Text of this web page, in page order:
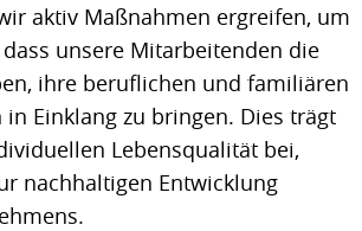
aktiv Maßnahmen ergreifen, um
unsere Mitarbeitenden die
ihre beruflichen und familiären
Einklang zu bringen. Dies trägt
Lebensqualität bei,
nachhaltigen Entwicklung